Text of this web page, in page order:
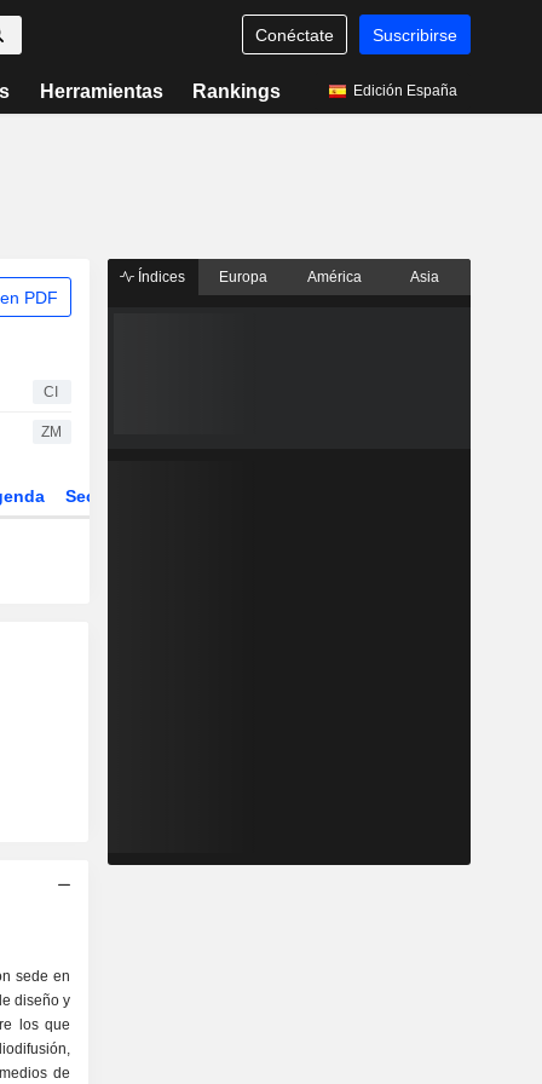
Conéctate Suscribirse
Herramientas Rankings Edición España
PDF
CI
ZM
Sector
sede en
diseño y
los que
de
Índices Europa América Asia